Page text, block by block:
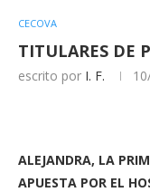
CECOVA
TITULARES DE
escrito por I. F.
ALEJANDRA, LA
APUESTA POR EL